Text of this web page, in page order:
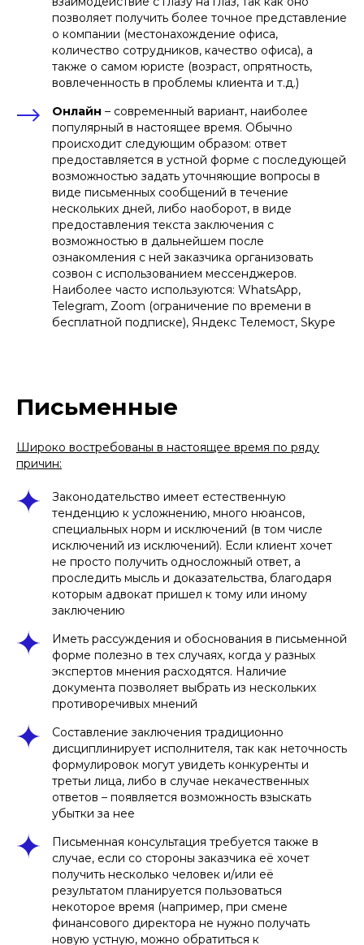
позволяет получить более точное представление
о компании (местонахождение офиса,
количество сотрудников, качество офиса), а
также о самом юристе (возраст, опрятность,
вовлеченность в проблемы клиента и т.д.)
Онлайн – современный вариант, наиболее
популярный в настоящее время. Обычно
происходит следующим образом: ответ
предоставляется в устной форме с последующей
возможностью задать уточняющие вопросы в
виде письменных сообщений в течение
нескольких дней, либо наоборот, в виде
предоставления текста заключения с
возможностью в дальнейшем после
ознакомления с ней заказчика организовать
созвон с использованием мессенджеров.
Наиболее часто используются: WhatsApp,
Telegram, Zoom (ограничение по времени в
бесплатной подписке), Яндекс Телемост, Skype
Письменные
Широко востребованы в настоящее время по ряду
причин:
Законодательство имеет естественную
тенденцию к усложнению, много нюансов,
специальных норм и исключений (в том числе
исключений из исключений). Если клиент хочет
не просто получить односложный ответ, а
проследить мысль и доказательства, благодаря
которым адвокат пришел к тому или иному
заключению
Иметь рассуждения и обоснования в письменной
форме полезно в тех случаях, когда у разных
экспертов мнения расходятся. Наличие
документа позволяет выбрать из нескольких
противоречивых мнений
Составление заключения традиционно
дисциплинирует исполнителя, так как неточность
формулировок могут увидеть конкуренты и
третьи лица, либо в случае некачественных
ответов – появляется возможность взыскать
убытки за нее
Письменная консультация требуется также в
случае, если со стороны заказчика её хочет
получить несколько человек и/или её
результатом планируется пользоваться
некоторое время (например, при смене
финансового директора не нужно получать
новую устную, можно обратиться к
СберЗдоровье
Компания "Афонин, Божор и партнёры"
оказывает надежную помощь нам по
всем возникающим вопросам почти 7
лет, надежный поставщик юридических
услуг
Работаем с фирмой с момента
основания. Несмотря на то, что в
настоящий момент у нас уже более ста
сотрудников, мы все равно продолжаем
пользоваться консультациями "Афонин,
Божор и партнёры"
За весь период обслуживания команда
"Афонин, Божор и партнеры" показала
способность ответственно подходить к
установленные сроки оказывать
квалифицированную юридическую